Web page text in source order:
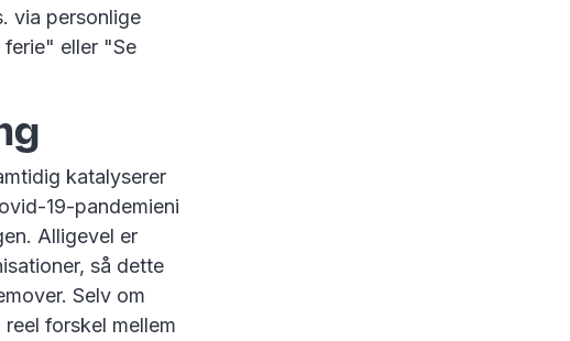
via personlige
ferie" eller "Se
katalyserer
19-pandemieni
Alligevel er
så dette
Selv om
forskel mellem